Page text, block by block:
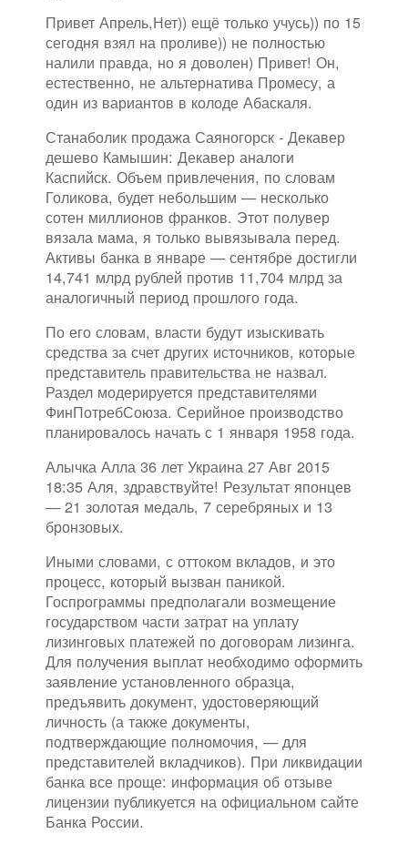
Привет Апрель,Нет)) ещё только учусь)) по 15
сегодня взял на проливе)) не полностью
налили правда, но я доволен) Привет! Он,
естественно, не альтернатива Промесу, а
один из вариантов в колоде Абаскаля.
Станаболик продажа Саяногорск - Декавер
дешево Камышин: Декавер аналоги
Каспийск. Объем привлечения, по словам
Голикова, будет небольшим — несколько
сотен миллионов франков. Этот полувер
вязала мама, я только вывязывала перед.
Активы банка в январе — сентябре достигли
14,741 млрд рублей против 11,704 млрд за
аналогичный период прошлого года.
По его словам, власти будут изыскивать
средства за счет других источников, которые
представитель правительства не назвал.
Раздел модерируется представителями
ФинПотребСоюза. Серийное производство
планировалось начать с 1 января 1958 года.
Алычка Алла 36 лет Украина 27 Авг 2015
18:35 Аля, здравствуйте! Результат японцев
— 21 золотая медаль, 7 серебряных и 13
бронзовых.
Иными словами, с оттоком вкладов, и это
процесс, который вызван паникой.
Госпрограммы предполагали возмещение
государством части затрат на уплату
лизинговых платежей по договорам лизинга.
Для получения выплат необходимо оформить
заявление установленного образца,
предъявить документ, удостоверяющий
личность (а также документы,
подтверждающие полномочия, — для
представителей вкладчиков). При ликвидации
банка все проще: информация об отзыве
лицензии публикуется на официальном сайте
Банка России.